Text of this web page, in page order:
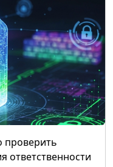
проверить
ответственности